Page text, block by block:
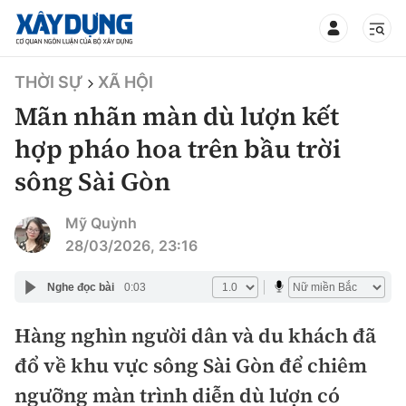
TIN BỘ XÂY DỰNG
CHUYÊN MỤC
Mới nhất
Thời sự
Chính trị
Xã hội
Xây dựng
Chỉ đạo điều hành
Giao thông
THỜI SỰ XÃ HỘI
Mãn nhãn màn dù lượn kết
hợp pháo hoa trên bầu trời
sông Sài Gòn
Mỹ Quỳnh
28/03/2026, 23:16
Nghe đọc bài 0:03
Hàng nghìn người dân và du khách đã
đổ về khu vực sông Sài Gòn để chiêm
ngưỡng màn trình diễn dù lượn có